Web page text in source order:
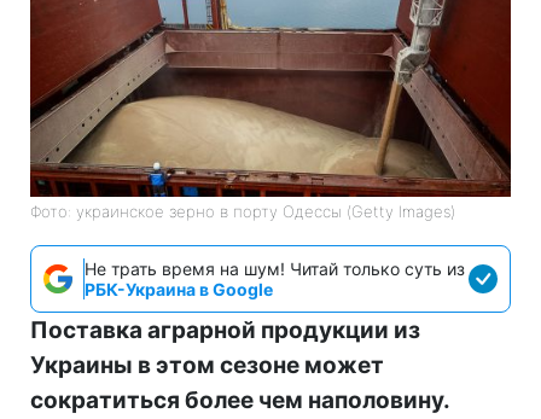
Фото: украинское зерно в порту Одессы (Getty Images)
Не трать время на шум! Читай только суть из
РБК-Украина в Google
Поставка аграрной продукции из
Украины в этом сезоне может
сократиться более чем наполовину.